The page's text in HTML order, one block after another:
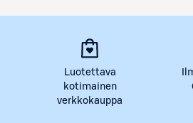
Luotettava
kotimainen
verkkokauppa